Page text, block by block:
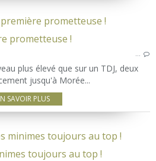
première prometteuse !
…
plus élevé que sur un TDJ, deux
jusqu'à Morée...
SAVOIR PLUS
minimes toujours au top !